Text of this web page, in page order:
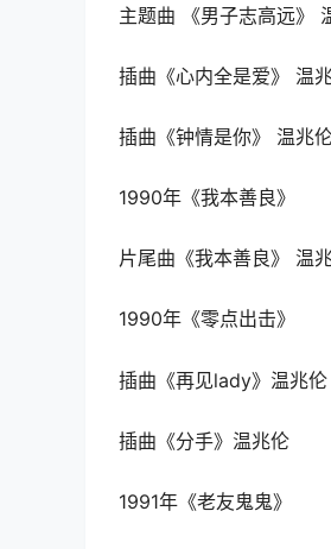
主题曲 《男子志高远》
插曲《心内全是爱》 温
插曲《钟情是你》 温兆
1990年《我本善良》
片尾曲《我本善良》 温
1990年《零点出击》
插曲《再见lady》温兆伦
插曲《分手》温兆伦
1991年《老友鬼鬼》